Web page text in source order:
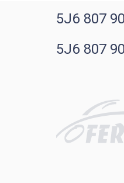
5J6 807
5J6 807